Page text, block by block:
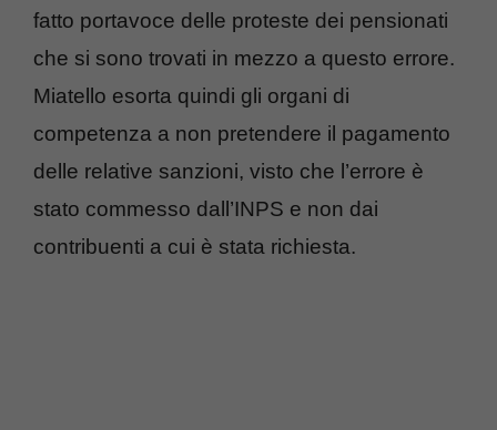
fatto portavoce delle proteste dei pensionati
che si sono trovati in mezzo a questo errore.
Miatello esorta quindi gli organi di
competenza a non pretendere il pagamento
delle relative sanzioni, visto che l’errore è
stato commesso dall’INPS e non dai
contribuenti a cui è stata richiesta.